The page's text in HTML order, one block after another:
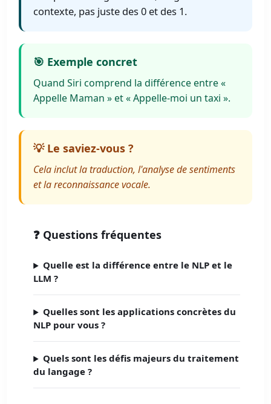
contexte, pas juste des 0 et des 1.
🎯 Exemple concret
Quand Siri comprend la différence entre «
Appelle Maman » et « Appelle-moi un taxi ».
💡 Le saviez-vous ?
Cela inclut la traduction, l'analyse de sentiments
et la reconnaissance vocale.
❓ Questions fréquentes
Quelle est la différence entre le NLP et le
LLM ?
Quelles sont les applications concrètes du
NLP pour vous ?
Quels sont les défis majeurs du traitement
du langage ?